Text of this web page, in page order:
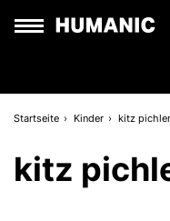
Startseite Kinder kitz pichler
kitz